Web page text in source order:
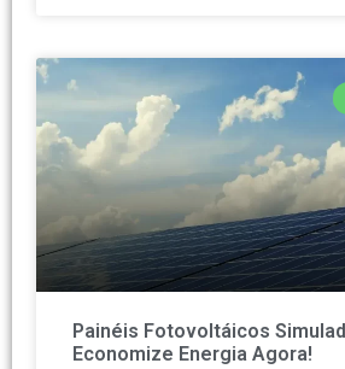
Painéis Fotovoltáicos
Economize Energia Agora!